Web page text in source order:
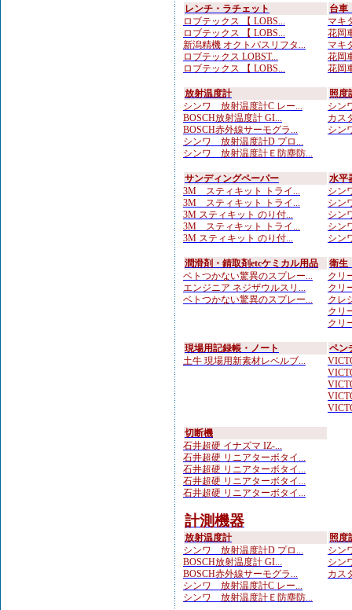
レンチ・ラチェット
ロブテックス 【 LOBS...
ロブテックス 【 LOBS...
新潟精機 オクトパスリフタ...
ロブテックス LOBST...
ロブテックス 【 LOBS...
台車
マキ
花岡
マキ
花岡
花岡
放射温度計
シンワ 放射温度計C レー...
BOSCH放射温度計 GI...
BOSCH赤外線サーモグラ...
シンワ 放射温度計D プロ...
シンワ 放射温度計Ｅ防塵防...
照度
シン
カス
シン
サンディングペーパー
3M スティキット トライ...
3M スティキット トライ...
3M スティキット のり付...
3M スティキット トライ...
3M スティキット のり付...
水平
シン
シン
シン
シン
シン
潤滑剤・錆取剤etcケミカル用品
ベトつかない驚異のスプレー...
エンジニア ネジザウルスリ...
ベトつかない驚異のスプレー...
衛生
クリ
クリ
クレ
クリ
クリ
現場用記録帳・ノート
土牛 現場用新素材レベルブ...
ペン
切断機
石井超硬 イナズマ IZ-...
石井超硬 リニアターボタイ...
石井超硬 リニアターボタイ...
石井超硬 リニアターボタイ...
石井超硬 リニアターボタイ...
計測機器
放射温度計
シンワ 放射温度計D プロ...
BOSCH放射温度計 GI...
BOSCH赤外線サーモグラ...
シンワ 放射温度計C レー...
シンワ 放射温度計Ｅ防塵防...
照度
シン
シン
カス